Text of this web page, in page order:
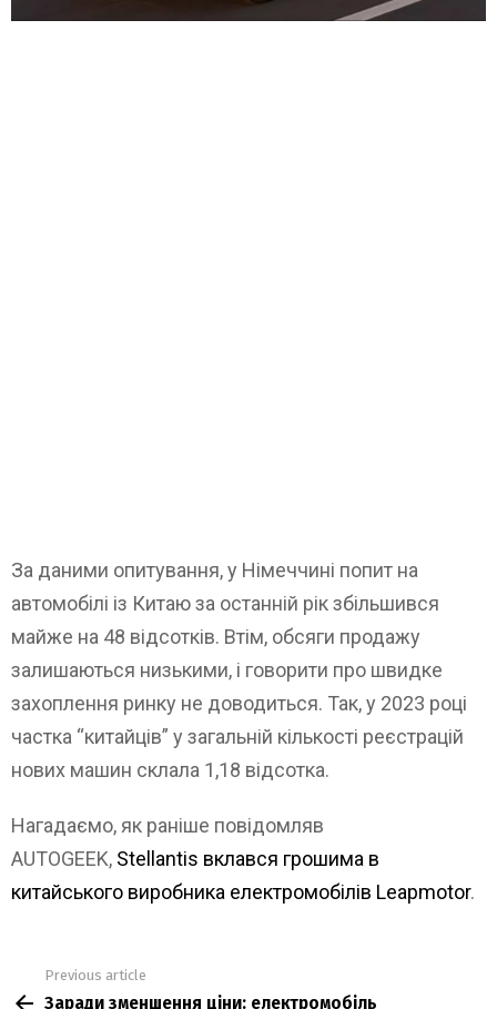
За даними опитування, у Німеччині попит на
автомобілі із Китаю за останній рік збільшився
майже на 48 відсотків. Втім, обсяги продажу
залишаються низькими, і говорити про швидке
захоплення ринку не доводиться. Так, у 2023 році
частка “китайців” у загальній кількості реєстрацій
нових машин склала 1,18 відсотка.
Нагадаємо, як раніше повідомляв
AUTOGEEK, Stellantis вклався грошима в
китайського виробника електромобілів Leapmotor.
more
Previous article
Заради зменшення ціни: електромобіль